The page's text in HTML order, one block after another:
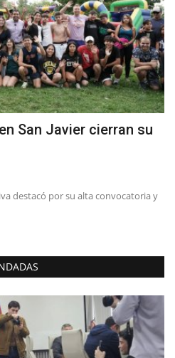
San Javier cierran su
destacó por su alta convocatoria y